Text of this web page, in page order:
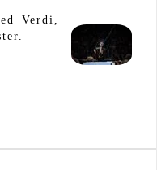
Verdi,